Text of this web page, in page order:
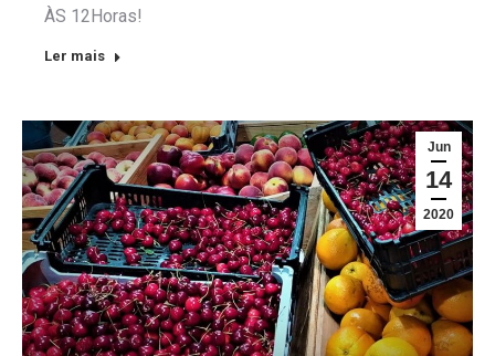
ÀS 12Horas!
Ler mais
Jun
14
2020